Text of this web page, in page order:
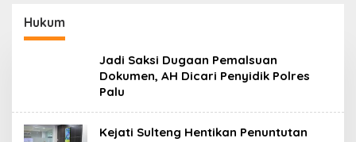
Hukum
Jadi Saksi Dugaan Pemalsuan
Dokumen, AH Dicari Penyidik Polres
Palu
Kejati Sulteng Hentikan Penuntutan